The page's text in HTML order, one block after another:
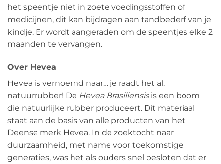
het speentje niet in zoete voedingsstoffen of
medicijnen, dit kan bijdragen aan tandbederf van je
kindje. Er wordt aangeraden om de speentjes elke 2
maanden te vervangen.
Over Hevea
Hevea is vernoemd naar… je raadt het al:
natuurrubber! De Hevea Brasiliensisis een boom
die natuurlijke rubber produceert. Dit materiaal
staat aan de basis van alle producten van het
Deense merk Hevea. In de zoektocht naar
duurzaamheid, met name voor toekomstige
generaties, was het als ouders snel besloten dat er